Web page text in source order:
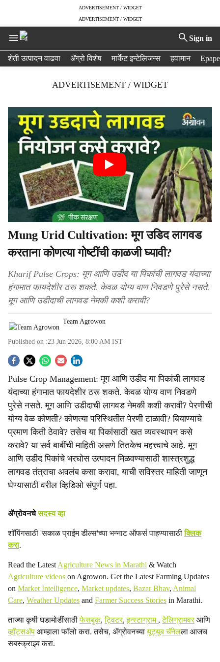
ADVERTISEMENT / WIDGET
ADVERTISEMENT / WIDGET
Sign in
e
शेती उत्पादन वाढवा ॲग्रो विशेष मार्केट इन्टेलिजन्स हवामान
ADVERTISEMENT / WIDGET
Mung Urid Cultivation: मूग उडिद लागवड
करताना कोणत्या गोष्टींची काळजी घ्यावी?
Kharif Pulse Crops: मूग आणि उडीद या पिकांची लागवड यंदाच्या
हंगामात फायदेशीर ठरू शकते. केवळ योग्य वाण निवडणे पुरेसे नसते.
मूग आणि उडीदाची लागवड नेमकी कशी करावी?
Team Agrowon
Published on :23 Jun 2026, 8:00 AM IST
S
o
c
i
a
l
s
r
e
Pulse Crop Management: मूग आणि उडीद या पिकांची लागवड
यंदाच्या हंगामात फायदेशीर ठरू शकते. केवळ योग्य वाण निवडणे
पुरेसे नसते. मूग आणि उडीदाची लागवड नेमकी कशी करावी? पेरणीची
योग्य वेळ कोणती? कोणत्या परिस्थितीत पेरणी टाळावी? बियाण्याचे
प्रमाण किती ठेवावे? तसेच या पिकांसाठी खत व्यवस्थापन कसे
करावे? या सर्व बाबींची माहिती असणे तितकेच महत्त्वाचे आहे. मूग
आणि उडीद पिकांचे भरघोस उत्पादन मिळवण्यासाठी शास्त्रशुद्ध
लागवड तंत्राचा अवलंब कसा करावा, याची सविस्तर माहिती जाणून
घेण्यासाठी वरील व्हिडिओ संपूर्ण पहा.
ॲग्रोवनचेसदस्य व्हा
शॉपिंगसाठी 'सकाळ प्राईम डील्स'च्या भन्नाट ऑफर्स पाहण्यासाठीक्लिक
करा.
Read the Latest Agriculture News in Marathi & Watch
Agriculture videos on Agrowon. Get the Latest Farming Updates
on Market Intelligence, Market updates, Bazar Bhav, Animal
Care, Weather Updates and Farmer Success Stories in Marathi.
ताज्या कृषी घडामोडींसाठीफेसबुक,ट्विटर,इन्स्टाग्राम ,टेलिग्रामवरआणि
व्हॉट्सॲप आम्हाला फॉलो करा. तसेच, ॲग्रोवनच्यायूट्यूब चॅनेलला आजच
सबस्क्राइब करा.